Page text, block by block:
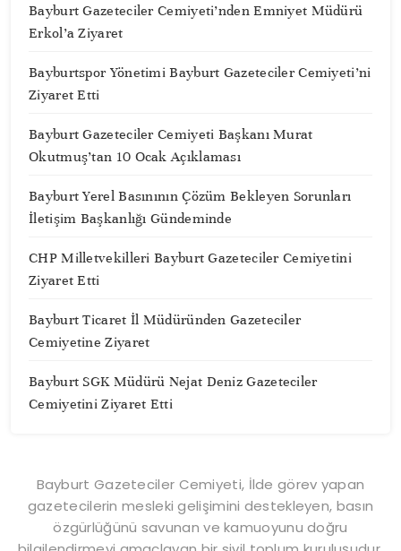
Bayburt Gazeteciler Cemiyeti’nden Emniyet Müdürü
Erkol’a Ziyaret
Bayburtspor Yönetimi Bayburt Gazeteciler Cemiyeti’ni
Ziyaret Etti
Bayburt Gazeteciler Cemiyeti Başkanı Murat
Okutmuş’tan 10 Ocak Açıklaması
Bayburt Yerel Basınının Çözüm Bekleyen Sorunları
İletişim Başkanlığı Gündeminde
CHP Milletvekilleri Bayburt Gazeteciler Cemiyetini
Ziyaret Etti
Bayburt Ticaret İl Müdüründen Gazeteciler
Cemiyetine Ziyaret
Bayburt SGK Müdürü Nejat Deniz Gazeteciler
Cemiyetini Ziyaret Etti
Bayburt Gazeteciler Cemiyeti, İlde görev yapan
gazetecilerin mesleki gelişimini destekleyen, basın
özgürlüğünü savunan ve kamuoyunu doğru